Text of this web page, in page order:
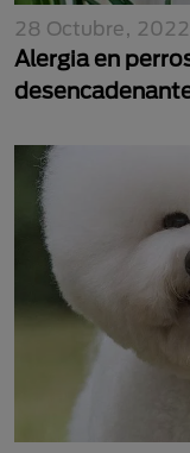
28 Octubre, 2022
Alergia en